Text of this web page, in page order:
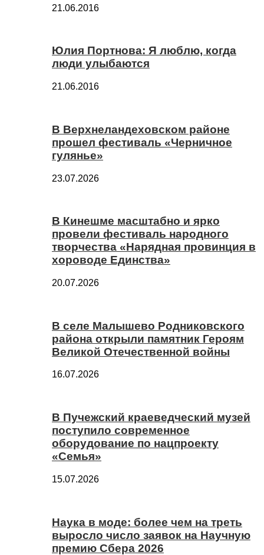
21.06.2016
Юлия Портнова: Я люблю, когда
люди улыбаются
21.06.2016
В Верхнеландеховском районе
прошел фестиваль «Черничное
гулянье»
23.07.2026
В Кинешме масштабно и ярко
провели фестиваль народного
творчества «Нарядная провинция в
хороводе Единства»
20.07.2026
В селе Малышево Родниковского
района открыли памятник Героям
Великой Отечественной войны
16.07.2026
В Пучежский краеведческий музей
поступило современное
оборудование по нацпроекту
«Семья»
15.07.2026
Наука в моде: более чем на треть
выросло число заявок на Научную
премию Сбера 2026